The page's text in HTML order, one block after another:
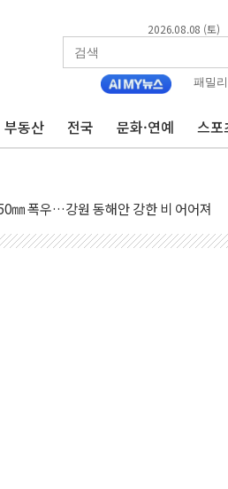
2026.08.08 (토)
패밀
부동산 전국 문화·연예 스포
습 한계·탄약 부족 현실화
경미화원 수거차에 치여 사망
동…60대 남성 2명 숨져
날 참석..."국제적 시민 연대로 목소리 내
종 60대 나흘만에 숨진 채 발견
일까지 최대 3.5m 높은 물결
…정부, 비상대응기구 가동